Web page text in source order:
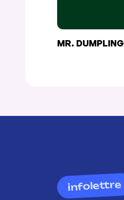
MR. DUMPLING
infolettre